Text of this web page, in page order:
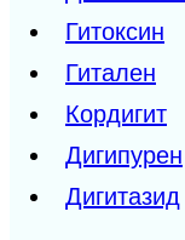
Гитоксин
Гитален
Кордигит
Дигипурен
Дигитазид